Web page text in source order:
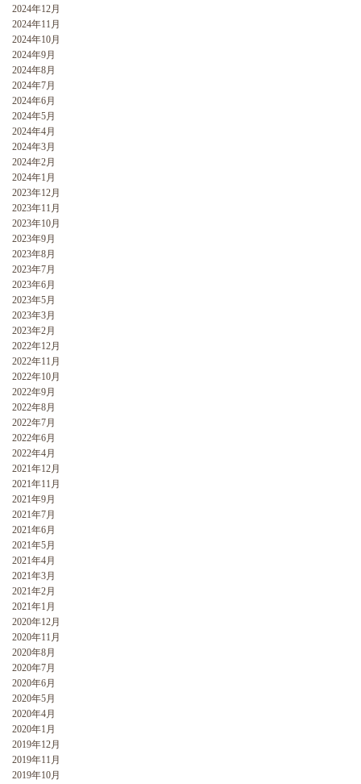
2024年12月
2024年11月
2024年10月
2024年9月
2024年8月
2024年7月
2024年6月
2024年5月
2024年4月
2024年3月
2024年2月
2024年1月
2023年12月
2023年11月
2023年10月
2023年9月
2023年8月
2023年7月
2023年6月
2023年5月
2023年3月
2023年2月
2022年12月
2022年11月
2022年10月
2022年9月
2022年8月
2022年7月
2022年6月
2022年4月
2021年12月
2021年11月
2021年9月
2021年7月
2021年6月
2021年5月
2021年4月
2021年3月
2021年2月
2021年1月
2020年12月
2020年11月
2020年8月
2020年7月
2020年6月
2020年5月
2020年4月
2020年1月
2019年12月
2019年11月
2019年10月